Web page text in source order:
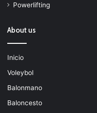
Powerlifting
About us
Inicio
Voleybol
Balonmano
Baloncesto